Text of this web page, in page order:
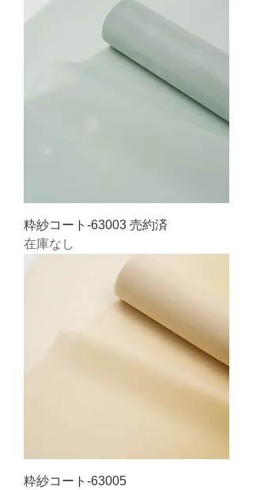
粋紗コート-63003 売約済
在庫なし
粋紗コート-63005